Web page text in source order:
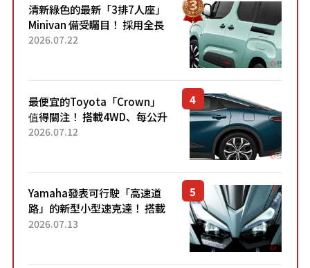
清新綠色的最新「3排7人座」
Minivan 備受矚目！ 採用全長
4.7公尺剛剛好的車身尺寸與
2026.07.22
最便宜的Toyota「Crown」
值得關注！ 搭載4WD、每公升
22.4公里低油耗表現超亮眼！
2026.07.12
Yamaha發表可行駛「高速道
路」的新型小型速克達！ 搭載
能享受超強勁「渦輪感」的動
2026.07.13